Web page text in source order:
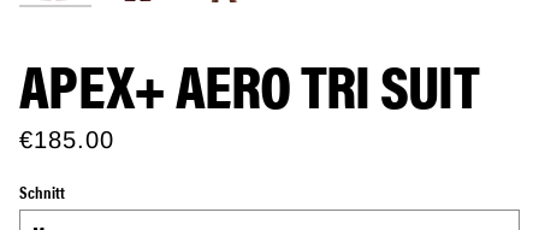
APEX+ AERO TRI SUIT
€185.00
Schnitt